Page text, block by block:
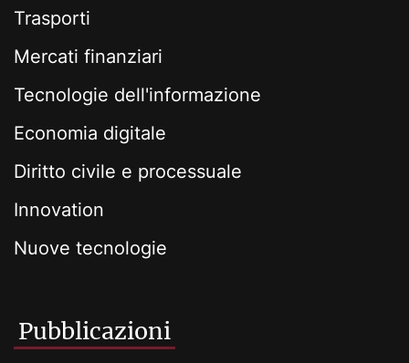
Trasporti
Mercati finanziari
Tecnologie dell'informazione
Economia digitale
Diritto civile e processuale
Innovation
Nuove tecnologie
Pubblicazioni